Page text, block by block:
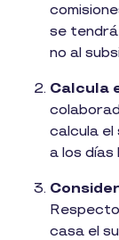
se
no al
Calcula
calcula
a los días
casa el